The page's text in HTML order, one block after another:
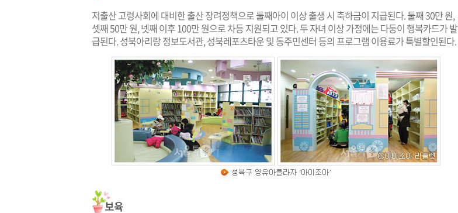
저출산 고령사회에 대비한 출산 장려정책으로 둘째아이 이상 출생 시 축하금이 지급된다. 둘째 30만 원,
셋째 50만 원, 넷째 이후 100만 원으로 차등 지원되고 있다. 두 자녀 이상 가정에는 다둥이 행복카드가 발
급된다. 성북아리랑 정보도서관, 성북레포츠타운 및 동주민센터 등의 프로그램 이용료가 특별할인된다.